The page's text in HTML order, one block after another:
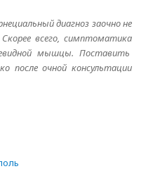
диагноз заочно не
всего, симптоматика
мышцы. Поставить
после очной консультации